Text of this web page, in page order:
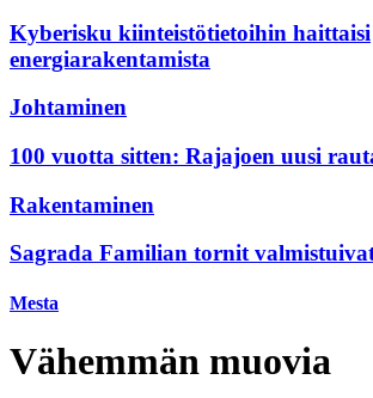
Kyberisku kiinteistötietoihin haittaisi
energiarakentamista
Johtaminen
100 vuotta sitten: Rajajoen uusi
Rakentaminen
Sagrada Familian tornit
Mesta
Vähemmän muovia